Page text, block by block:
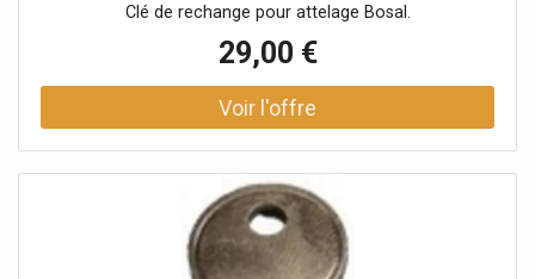
Clé de rechange pour attelage Bosal.
29,00 €